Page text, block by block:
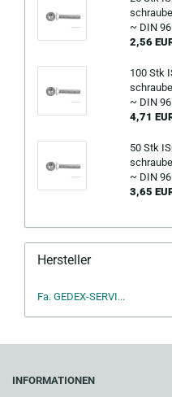
~ DIN
2,56
100 Stk
~ DIN
4,71
50 Stk
~ DIN
3,65
Hersteller
Fa. GEDEX-SERVI...
INFORMATIONEN